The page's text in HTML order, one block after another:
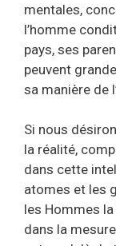
mentales,
l’homme
pays, ses
peuvent
sa manière de
Si nous
la réalité,
dans cette
atomes et les
les Hommes
dans la